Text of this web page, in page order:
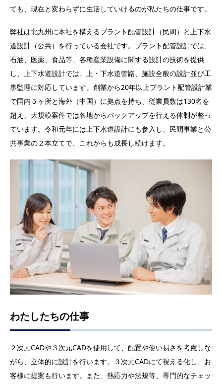
ても、現在と変わらずに生活していけるのが私たちの仕事です。
弊社は北九州に本社を構えるプラント配管設計（民間）と上下水
道設計（公共）を行っている会社です。プラント配管設計では、
石油、医薬、食品等、各種産業設備に関する設計の技術を提供
し、上下水道設計では、上・下水道管路、施設全般の設計並び工
事監理に対応しています。創業から20年以上プラント配管設計業
で国内５ヶ所と海外（中国）に拠点を持ち、従業員数は130名を
超え、大規模案件では各地からバックアップを行える体制が整っ
ています。令和元年には上下水道設計にも参入し、民間事業と公
共事業の２本立てで、これからも成長し続けます。
わたしたちの仕事
２次元CADや３次元CADを使用して、配置や使い易さを考慮しな
がら、立体的に設計を行います。３次元CADにて視える化し、お
客様に提案も行います。また、熱応力や法規等、専門的なチェッ